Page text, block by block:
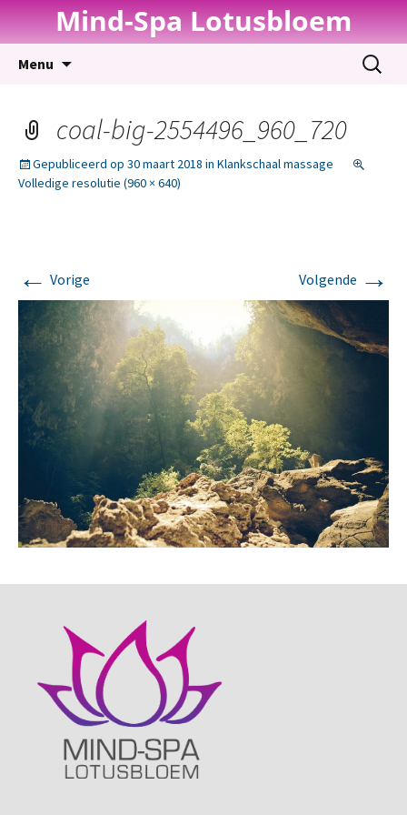
Mind-Spa Lotusbloem
Menu
Zoeken
naar:
coal-big-2554496_960_720
Gepubliceerd op 30 maart 2018 in Klankschaal massage
Volledige resolutie (960 × 640)
← Vorige Volgende →